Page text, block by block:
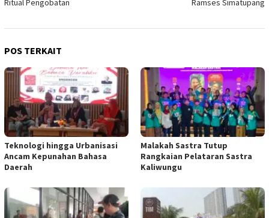
Ritual Pengobatan Ramses Simatupang
POS TERKAIT
Teknologi hingga Urbanisasi
Ancam Kepunahan Bahasa
Daerah
Malakah Sastra Tutup
Rangkaian Pelataran Sastra
Kaliwungu